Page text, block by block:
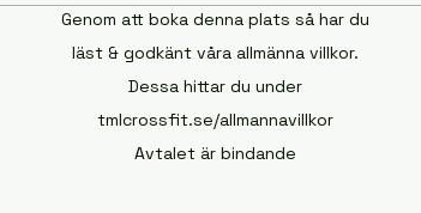
Genom att boka denna plats så har du
läst & godkänt våra allmänna villkor.
Dessa hittar du under
tmlcrossfit.se/allmannavillkor
Avtalet är bindande